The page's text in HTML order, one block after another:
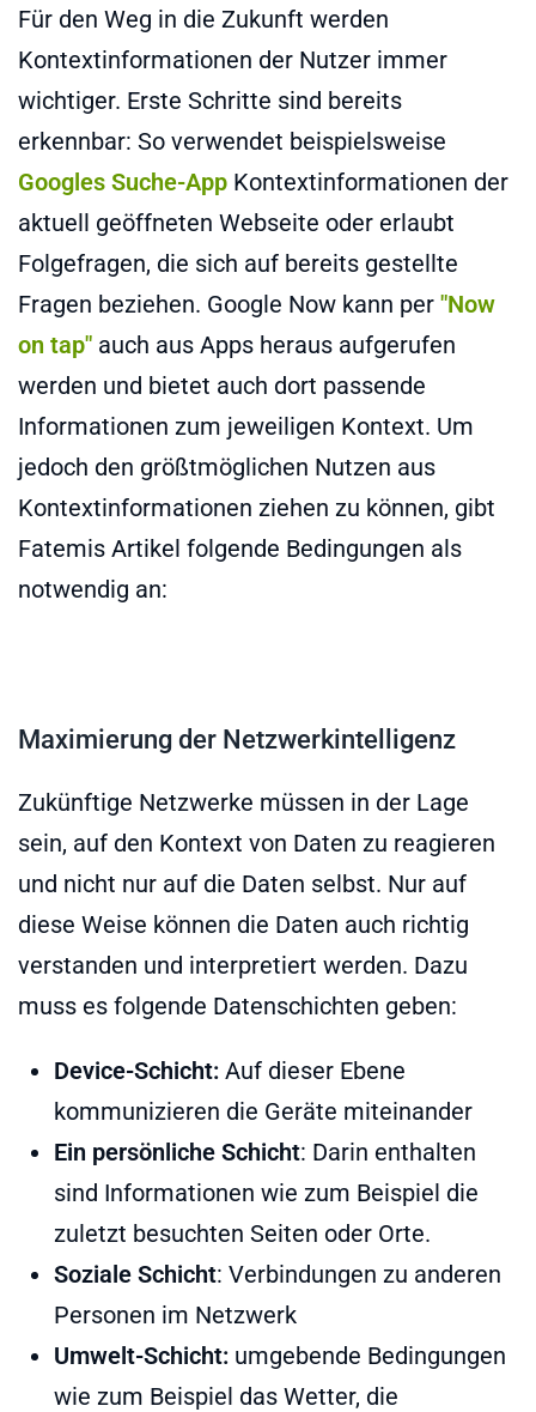
Für den Weg in die Zukunft werden
Kontextinformationen der Nutzer immer
wichtiger. Erste Schritte sind bereits
erkennbar: So verwendet beispielsweise
Googles Suche-App Kontextinformationen der
aktuell geöffneten Webseite oder erlaubt
Folgefragen, die sich auf bereits gestellte
Fragen beziehen. Google Now kann per "Now
on tap" auch aus Apps heraus aufgerufen
werden und bietet auch dort passende
Informationen zum jeweiligen Kontext. Um
jedoch den größtmöglichen Nutzen aus
Kontextinformationen ziehen zu können, gibt
Fatemis Artikel folgende Bedingungen als
notwendig an:
Maximierung der Netzwerkintelligenz
Zukünftige Netzwerke müssen in der Lage
sein, auf den Kontext von Daten zu reagieren
und nicht nur auf die Daten selbst. Nur auf
diese Weise können die Daten auch richtig
verstanden und interpretiert werden. Dazu
muss es folgende Datenschichten geben:
Device-Schicht: Auf dieser Ebene
kommunizieren die Geräte miteinander
Ein persönliche Schicht: Darin enthalten
sind Informationen wie zum Beispiel die
zuletzt besuchten Seiten oder Orte.
Soziale Schicht: Verbindungen zu anderen
Personen im Netzwerk
Umwelt-Schicht: umgebende Bedingungen
wie zum Beispiel das Wetter, die